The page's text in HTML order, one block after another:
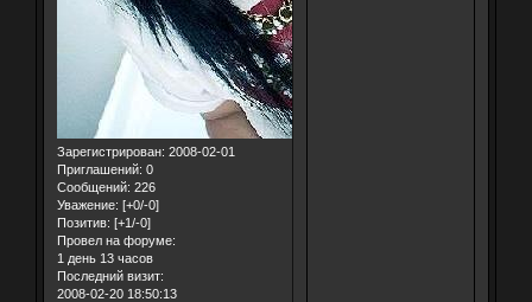
Зарегистрирован: 2008-02-01
Приглашений: 0
Сообщений: 226
Уважение: [+0/-0]
Позитив: [+1/-0]
Провел на форуме:
1 день 13 часов
Последний визит:
2008-02-20 18:50:13